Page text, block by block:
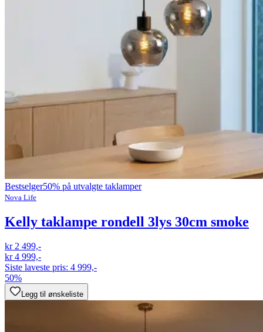
Bestselger50% på utvalgte taklamper
Nova Life
Kelly taklampe rondell 3lys 30cm smoke
kr 2 499,-
kr 4 999,-
Siste laveste pris: 4 999,-
50%
Legg til ønskeliste